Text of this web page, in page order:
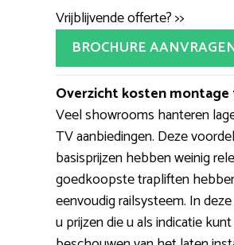
Vrijblijvende offerte? >>
BROCHURE
Overzicht kosten
Veel showrooms hanteren
TV aanbiedingen. Deze
basisprijzen hebben weinig
goedkoopste trapliften
eenvoudig railsysteem. In
u prijzen die u als indicatie kunt